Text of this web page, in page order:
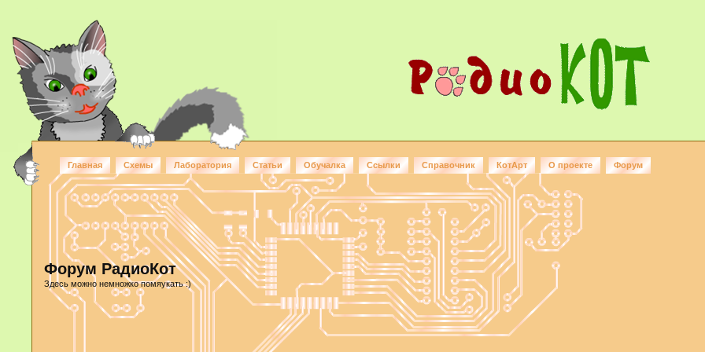
Главная Схемы Лаборатория Статьи Обучалка Ссылки Справочник КотАрт О проекте Форум
Форум РадиоКот
Здесь можно немножко помяукать :)